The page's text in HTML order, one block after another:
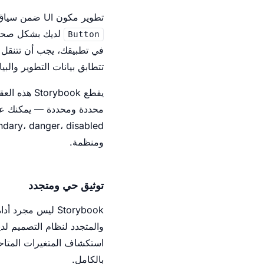
تطوير مكون UI ضمن سياق تطبيقك الكامل يعني الإبحار في محيط واسع ومعقد من التبعيات والاعتماديات. هل يعمل مكون
Button
في تطبيقك، يجب أن تتنقل
تتطابق بيانات التطوير
محددة ومحددة — يمكنك
ومنظمة.
توثيق حي ومتجدد
والمتجدد لنظام التصميم
استكشاف المتغيرات
بالكامل.